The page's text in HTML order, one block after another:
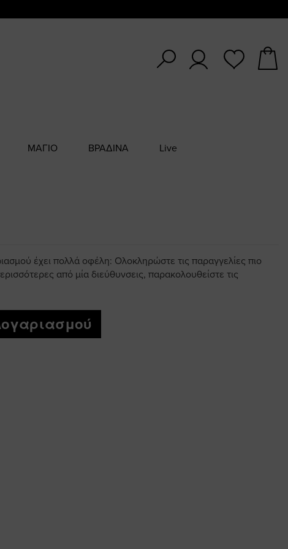
ΜΑΓΙΟ ΒΡΑΔΙΝΑ Live
έχει πολλά οφέλη: Ολοκληρώστε τις παραγγελίες πιο
από μία διεύθυνσεις, παρακολουθείστε τις